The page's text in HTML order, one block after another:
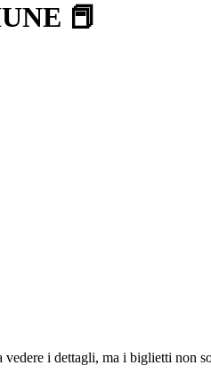
📕
vedere i dettagli, ma i biglietti non